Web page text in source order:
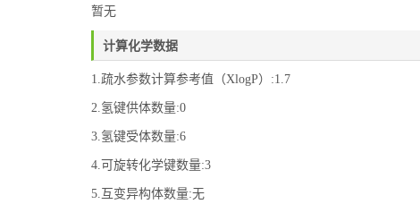
暂无
计算化学数据
1.疏水参数计算参考值（XlogP）:1.7
2.氢键供体数量:0
3.氢键受体数量:6
4.可旋转化学键数量:3
5.互变异构体数量:无